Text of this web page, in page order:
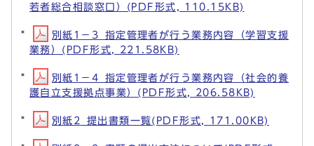
若者総合相談窓口）(PDF形式, 110.15KB)
別紙1－3_指定管理者が行う業務内容（学習支援
業務）(PDF形式, 221.58KB)
別紙1－4_指定管理者が行う業務内容（社会的養
護自立支援拠点事業）(PDF形式, 206.58KB)
別紙2_提出書類一覧(PDF形式, 171.00KB)